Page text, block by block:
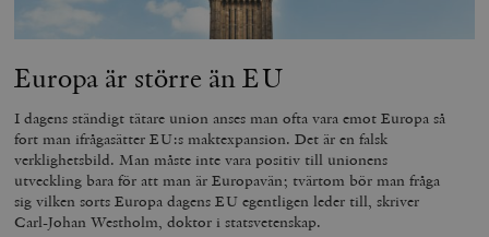
Europa är större än EU
I dagens ständigt tätare union anses man ofta vara emot Europa så
fort man ifrågasätter EU:s maktexpansion. Det är en falsk
verklighetsbild. Man måste inte vara positiv till unionens
utveckling bara för att man är Europavän; tvärtom bör man fråga
sig vilken sorts Europa dagens EU egentligen leder till, skriver
Carl-Johan Westholm, doktor i statsvetenskap.
.myfonts.net